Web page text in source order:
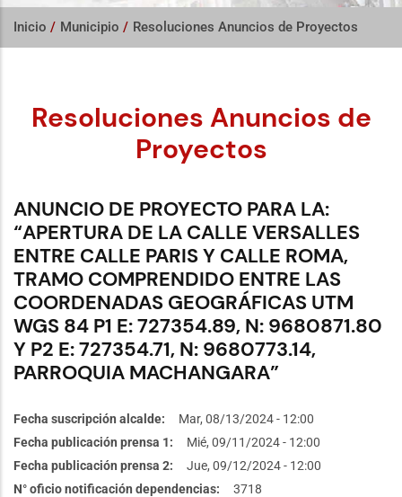
Inicio / Municipio / Resoluciones Anuncios de Proyectos
Resoluciones Anuncios de
Proyectos
ANUNCIO DE PROYECTO PARA LA:
“APERTURA DE LA CALLE VERSALLES
ENTRE CALLE PARIS Y CALLE ROMA,
TRAMO COMPRENDIDO ENTRE LAS
COORDENADAS GEOGRÁFICAS UTM
WGS 84 P1 E: 727354.89, N: 9680871.80
Y P2 E: 727354.71, N: 9680773.14,
PARROQUIA MACHANGARA”
Fecha suscripción alcalde
Mar, 08/13/2024 - 12:00
Fecha publicación prensa 1
Mié, 09/11/2024 - 12:00
Fecha publicación prensa 2
Jue, 09/12/2024 - 12:00
N° oficio notificación dependencias
3718